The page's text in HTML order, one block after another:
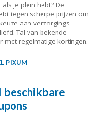
je plein hebt? De
tegen scherpe prijzen om
aan verzorgings
Tal van bekende
met regelmatige kortingen.
PIXUM
beschikbare